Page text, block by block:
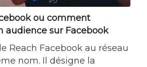
ou comment
audience sur Facebook
Reach Facebook au réseau
nom. Il désigne la